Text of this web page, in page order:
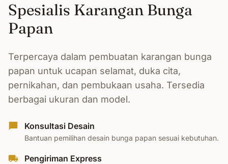
Spesialis Karangan Bunga
Papan
Terpercaya dalam pembuatan karangan bunga
papan untuk ucapan selamat, duka cita,
pernikahan, dan pembukaan usaha. Tersedia
berbagai ukuran dan model.
Konsultasi Desain
Bantuan pemilihan desain bunga papan sesuai kebutuhan.
Pengiriman Express